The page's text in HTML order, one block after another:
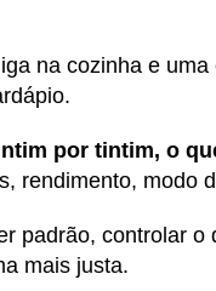
na cozinha e
por tintim, o
rendimento, modo
padrão, controlar o
mais justa.